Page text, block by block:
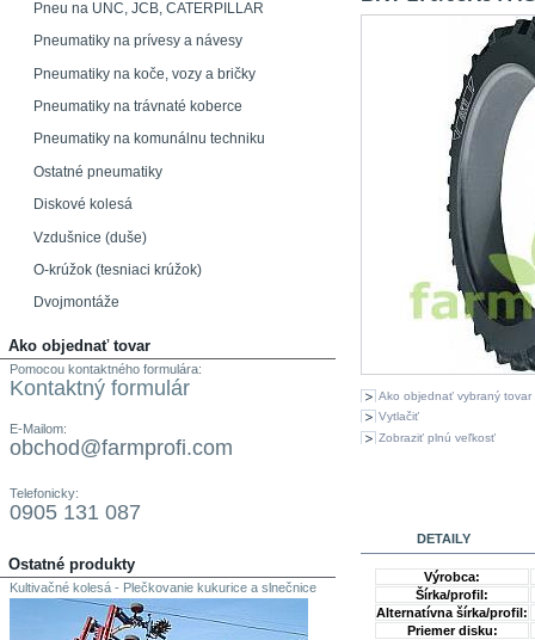
Pneu na UNC, JCB, CATERPILLAR
Pneumatiky na prívesy a návesy
Pneumatiky na koče, vozy a bričky
Pneumatiky na trávnaté koberce
Pneumatiky na komunálnu techniku
Ostatné pneumatiky
Diskové kolesá
Vzdušnice (duše)
O-krúžok (tesniaci krúžok)
Dvojmontáže
Ako objednať tovar
Pomocou kontaktného formulára:
Kontaktný formulár
E-Mailom:
obchod@farmprofi.com
Telefonicky:
0905 131 087
Ostatné produkty
Kultivačné kolesá - Plečkovanie kukurice a slnečnice
Ako objednať vybraný tovar
Vytlačiť
Zobraziť plnú veľkosť
DETAILY
Výrobca:
Šírka/profil:
Alternatívna šírka/profil:
Priemer disku: